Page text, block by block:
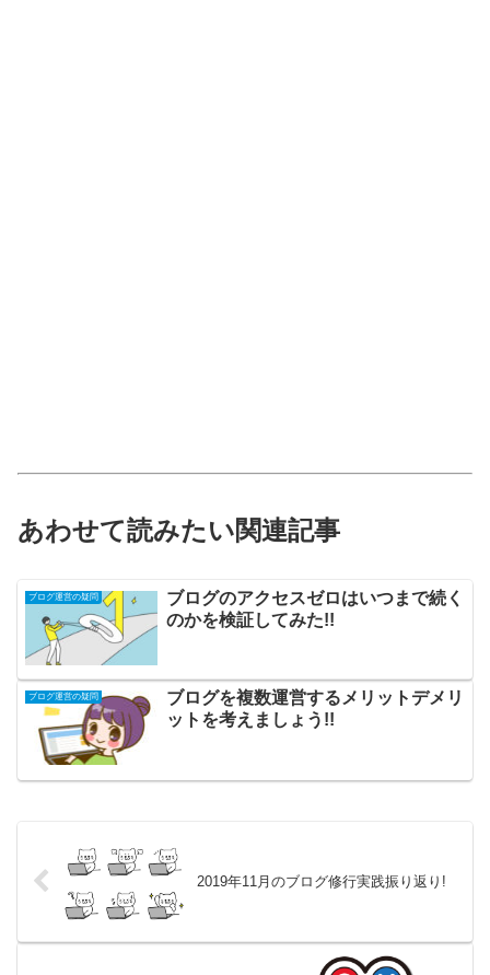
あわせて読みたい関連記事
ブログ運営の疑問
ブログのアクセスゼロはいつまで続く
のかを検証してみた!!
ブログ運営の疑問
ブログを複数運営するメリットデメリ
ットを考えましょう!!
2019年11月のブログ修行実践振り返り!